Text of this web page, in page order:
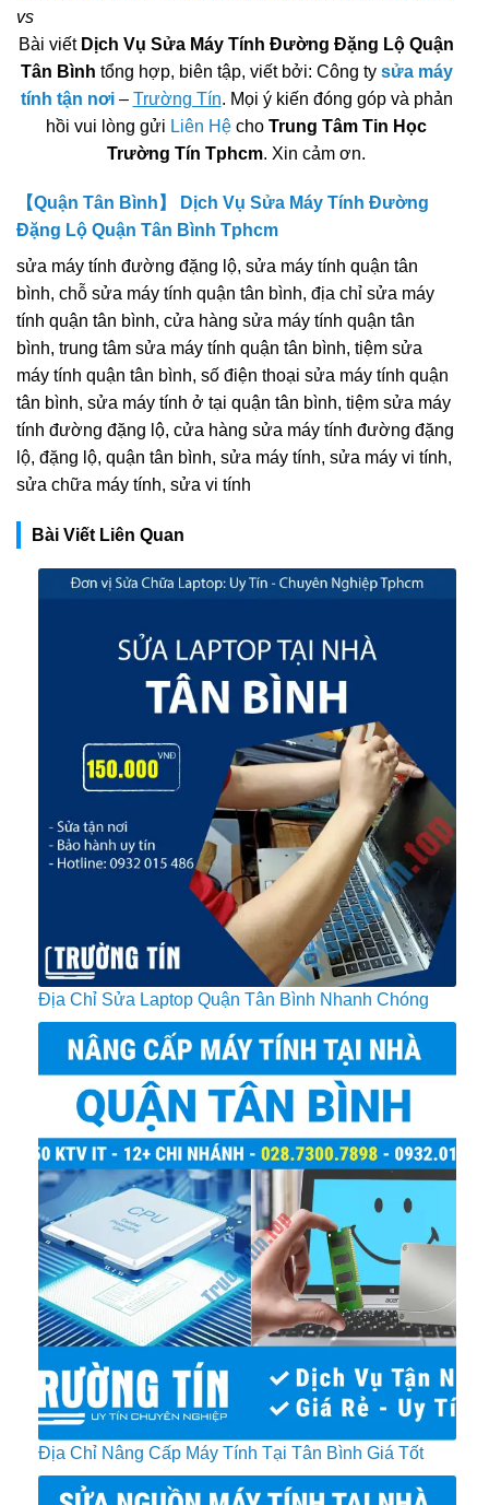
vs
Bài viết Dịch Vụ Sửa Máy Tính Đường Đặng Lộ Quận
Tân Bình tổng hợp, biên tập, viết bởi: Công ty sửa máy
tính tận nơi– Trường Tín. Mọi ý kiến đóng góp và phản
hồi vui lòng gửi Liên Hệ cho Trung Tâm Tin Học
Trường Tín Tphcm. Xin cảm ơn.
【Quận Tân Bình】 Dịch Vụ Sửa Máy Tính Đường
Đặng Lộ Quận Tân Bình Tphcm
sửa máy tính đường đặng lộ, sửa máy tính quận tân
bình, chỗ sửa máy tính quận tân bình, địa chỉ sửa máy
tính quận tân bình, cửa hàng sửa máy tính quận tân
bình, trung tâm sửa máy tính quận tân bình, tiệm sửa
máy tính quận tân bình, số điện thoại sửa máy tính quận
tân bình, sửa máy tính ở tại quận tân bình, tiệm sửa máy
tính đường đặng lộ, cửa hàng sửa máy tính đường đặng
lộ, đặng lộ, quận tân bình, sửa máy tính, sửa máy vi tính,
sửa chữa máy tính, sửa vi tính
Bài Viết Liên Quan
Địa Chỉ Sửa Laptop Quận Tân Bình Nhanh Chóng
Địa Chỉ Nâng Cấp Máy Tính Tại Tân Bình Giá Tốt